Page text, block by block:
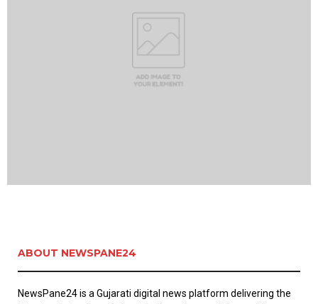
ABOUT NEWSPANE24
NewsPane24 is a Gujarati digital news platform delivering the